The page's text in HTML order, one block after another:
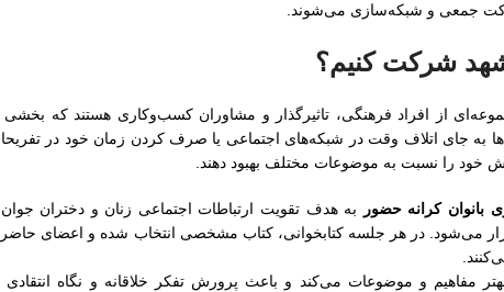
جمعی و شبکه‌سازی می‌شوند.
شرکت کنیم؟
از افراد فرهنگی، تاثیرگذار و مشاوران کسب‌وکاری هستند که بخشی
به جای اتلاف وقت در شبکه‌های اجتماعی یا صرف کردن زمان خود در
خود را نسبت به موضوعات مختلف بهبود دهند.
بانوان کرانه حضور
به هدف تقویت ارتباطات اجتماعی زنان و دختران
می‌شود. در هر جلسه کتابخوانی، کتاب مشخصی انتخاب شده و اعضای حاضر
مفاهیم و موضوعات می‌کند و باعث پرورش تفکر خلاقانه و نگاه انتقادی